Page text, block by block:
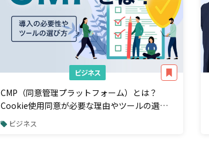
ビジネス
CMP（同意管理プラットフォーム）とは？
Cookie使用同意が必要な理由やツールの選び
方を解説
ビジネス